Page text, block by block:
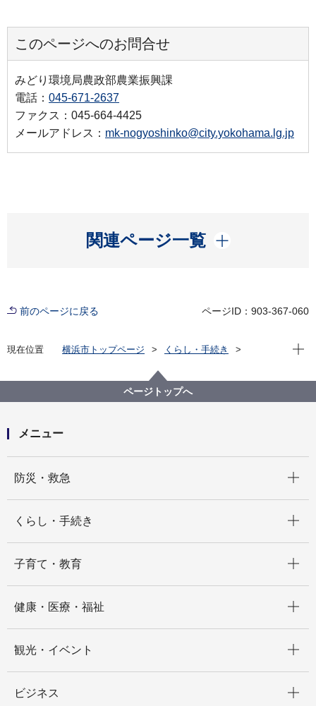
このページへのお問合せ
みどり環境局農政部農業振興課
電話： 045-671-2637
ファクス：045-664-4425
メールアドレス： mk-nogyoshinko@city.yokohama.lg.jp
関連ページ一覧
開く
前のページに戻る ページID：903-367-060
現在位置 横浜市トップページ
くらし・手続き
地産地消の取組「買う・味わう」
よこはまで作られる農畜産物
田澤農園 田澤 仁（保土ケ谷区峰沢町 ）
現在
ページトップへ
メニュー
防災・救急
くらし・手続き
子育て・教育
健康・医療・福祉
観光・イベント
ビジネス